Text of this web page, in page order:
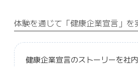
体験を通じて「健康企業宣言」を
健康企業宣言のストーリーを社